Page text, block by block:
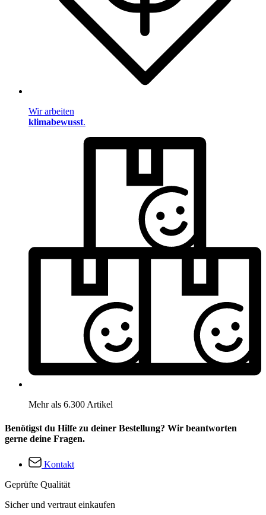
Wir arbeiten
klimabewusst.
Mehr als 6.300 Artikel
Benötigst du Hilfe zu deiner Bestellung? Wir beantworten
gerne deine Fragen.
Kontakt
Geprüfte Qualität
Sicher und vertraut einkaufen